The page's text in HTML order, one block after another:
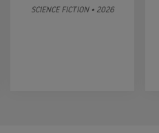
SCIENCE FICTION • 2026